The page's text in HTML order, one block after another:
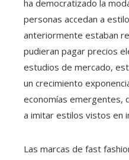
ha democratizado la
personas accedan a
anteriormente estaban
pudieran pagar precios
estudios de mercado,
un crecimiento
economías emergentes,
a imitar estilos vistos en
Las marcas de fast